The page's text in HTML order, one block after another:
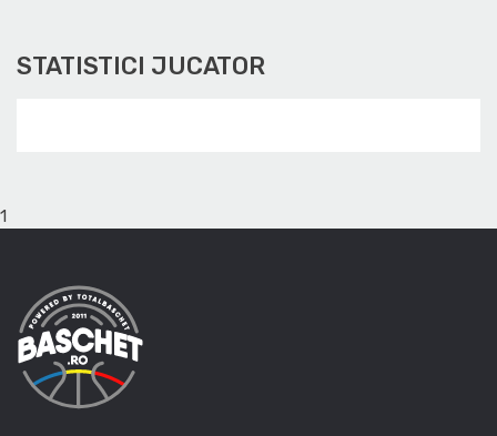
STATISTICI JUCATOR
1